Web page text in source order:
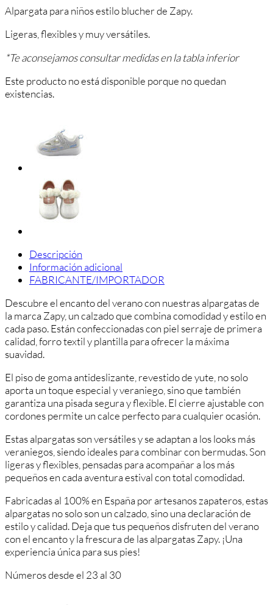
Alpargata para niños estilo blucher de Zapy.
Ligeras, flexibles y muy versátiles.
*Te aconsejamos consultar medidas en la tabla inferior
Este producto no está disponible porque no quedan
existencias.
Descripción
Información adicional
FABRICANTE/IMPORTADOR
Descubre el encanto del verano con nuestras alpargatas de
la marca Zapy, un calzado que combina comodidad y estilo en
cada paso. Están confeccionadas con piel serraje de primera
calidad, forro textil y plantilla para ofrecer la máxima
suavidad.
El piso de goma antideslizante, revestido de yute, no solo
aporta un toque especial y veraniego, sino que también
garantiza una pisada segura y flexible. El cierre ajustable con
cordones permite un calce perfecto para cualquier ocasión.
Estas alpargatas son versátiles y se adaptan a los looks más
veraniegos, siendo ideales para combinar con bermudas. Son
ligeras y flexibles, pensadas para acompañar a los más
pequeños en cada aventura estival con total comodidad.
Fabricadas al 100% en España por artesanos zapateros, estas
alpargatas no solo son un calzado, sino una declaración de
estilo y calidad. Deja que tus pequeños disfruten del verano
con el encanto y la frescura de las alpargatas Zapy. ¡Una
experiencia única para sus pies!
Números desde el 23 al 30